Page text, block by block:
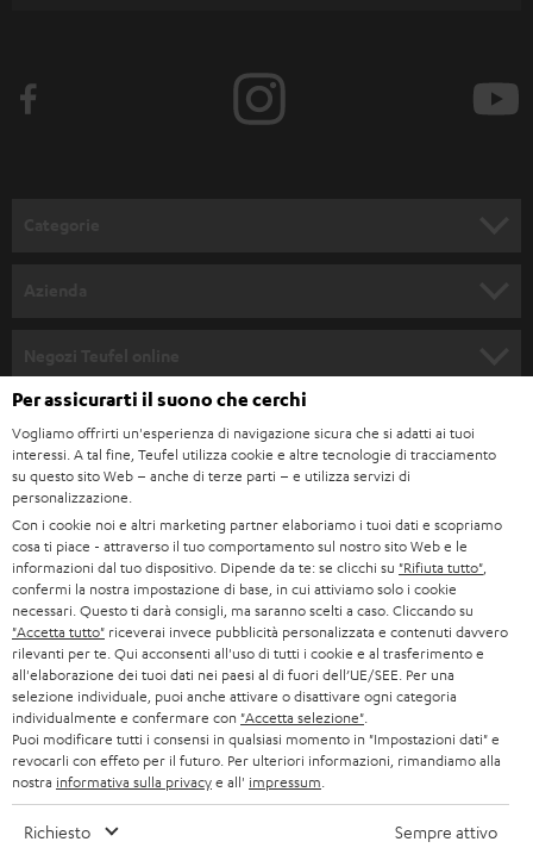
n
w
s
l
e
t
t
e
r
SMART HOME
BLUETOOTH
CUFFIE
CUFFIE BLUETOOTH
SET STEREO
ALTOPARLANTE
ULTIMA
CUFFIE IN-EAR
CARRIERA
STAMPA
B2B
BLOG
NEWSLETTER
NEGOZI
VANTAGGI TEUFEL
LA NOSTRA STORIA
GERMANIA
AUSTRIA
SVIZZERA
PAESI BASSI
BELGIO
FRANCIA
POLONIA
Per assicurarti il suono che cerchi
Vogliamo offrirti un'esperienza di navigazione sicura che si adatti ai tuoi
interessi. A tal fine, Teufel utilizza cookie e altre tecnologie di tracciamento
su questo sito Web – anche di terze parti – e utilizza servizi di
personalizzazione.
Con i cookie noi e altri marketing partner elaboriamo i tuoi dati e scopriamo
cosa ti piace - attraverso il tuo comportamento sul nostro sito Web e le
informazioni dal tuo dispositivo. Dipende da te: se clicchi su "Rifiuta tutto"
confermi la nostra impostazione di base, in cui attiviamo solo i cookie
necessari. Questo ti darà consigli, ma saranno scelti a caso. Cliccando su
"Accetta tutto" riceverai invece pubblicità personalizzata e contenuti davvero
rilevanti per te. Qui acconsenti all'uso di tutti i cookie e al trasferimento e
all'elaborazione dei tuoi dati nei paesi al di fuori dell’UE/SEE. Per una
selezione individuale, puoi anche attivare o disattivare ogni categoria
individualmente e confermare con "Accetta selezione"
Puoi modificare tutti i consensi in qualsiasi momento in "Impostazioni dati" e
revocarli con effeto per il futuro. Per ulteriori informazioni, rimandiamo alla
nostra informativa sulla privacye all' impressum
Richiesto Sempre attivo